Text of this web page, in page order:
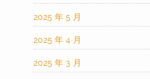
2025 年 5 月
2025 年 4 月
2025 年 3 月